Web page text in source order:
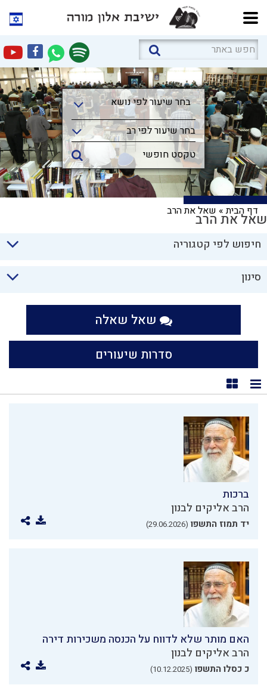
בחר שיעור לפי נושא
בחר שיעור לפי נושא
בחר שיעור לפי רב
דף הבית» שאל את הרבשאל את הרב
חיפוש לפי קטגוריה
סינון
שאל שאלה
סדרות שיעורים
תצוגת רשימה
תצוגת קוביות
ברכות
הרב אליקים לבנון
יד תמוז התשפו (29.06.2026)
האם מותר שלא לדווח על הכנסה משכירות דירה
הרב אליקים לבנון
כ כסלו התשפו (10.12.2025)